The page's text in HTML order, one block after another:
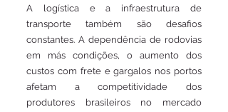
A logística e a infraestrutura de
transporte também são desafios
constantes. A dependência de rodovias
em más condições, o aumento dos
custos com frete e gargalos nos portos
afetam a competitividade dos
produtores brasileiros no mercado